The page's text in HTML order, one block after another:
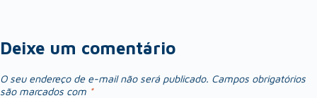
Deixe um comentário
O seu endereço de e-mail não será publicado. Campos obrigatórios
são marcados com *